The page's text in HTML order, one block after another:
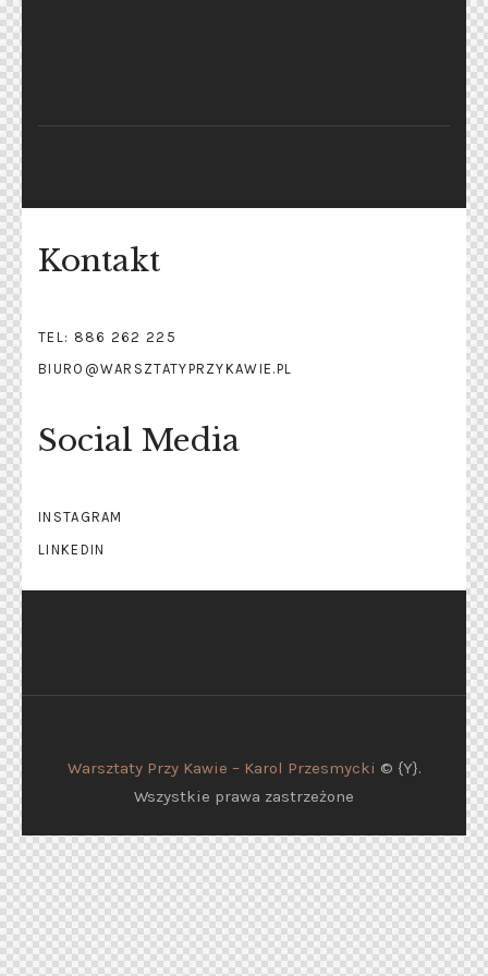
Kontakt
TEL: 886 262 225
BIURO@WARSZTATYPRZYKAWIE.PL
Social Media
INSTAGRAM
LINKEDIN
Warsztaty Przy Kawie – Karol Przesmycki © {Y}.
Wszystkie prawa zastrzeżone